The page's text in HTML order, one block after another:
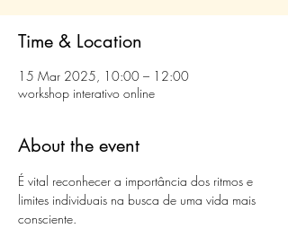
Time & Location
15 Mar 2025, 10:00 – 12:00
workshop interativo online
About the event
É vital reconhecer a importância dos ritmos e
limites individuais na busca de uma vida mais
consciente.